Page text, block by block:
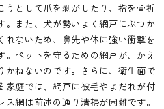
うとして爪を剥がしたり、指を骨折
。また、犬が勢いよく網戸にぶつか
れないため、鼻先や体に強い衝撃を
ペットを守るための網戸が、かえ
かねないのです。さらに、衛生面で
家庭では、網戸に被毛やよだれが付
網は前述の通り清掃が困難です。